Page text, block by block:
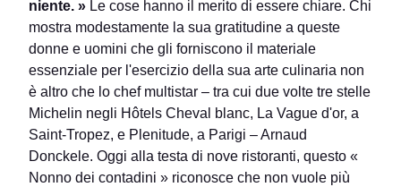
niente. » Le cose hanno il merito di essere chiare. Chi
mostra modestamente la sua gratitudine a queste
donne e uomini che gli forniscono il materiale
essenziale per l'esercizio della sua arte culinaria non
è altro che lo chef multistar – tra cui due volte tre stelle
Michelin negli Hôtels Cheval blanc, La Vague d'or, a
Saint-Tropez, e Plenitude, a Parigi – Arnaud
Donckele. Oggi alla testa di nove ristoranti, questo «
Nonno dei contadini » riconosce che non vuole più